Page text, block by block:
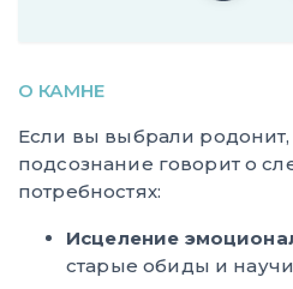
О КАМНЕ
Если вы выбрали
подсознание говорит о
потребностях:
Исцеление
старые обиды и